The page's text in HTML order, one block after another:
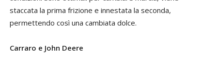
staccata la prima frizione e innestata la seconda,
permettendo così una cambiata dolce.
Carraro e John Deere